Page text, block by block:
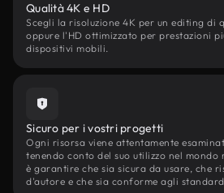
Qualità 4K e HD
Scegli la risoluzione 4K per un editing di
oppure l'HD ottimizzato per prestazioni
dispositivi mobili.
Sicuro per i vostri progetti
Ogni risorsa viene attentamente
tenendo conto del suo utilizzo nel
è garantire che sia sicura da usare, che
d'autore e che sia conforme agli